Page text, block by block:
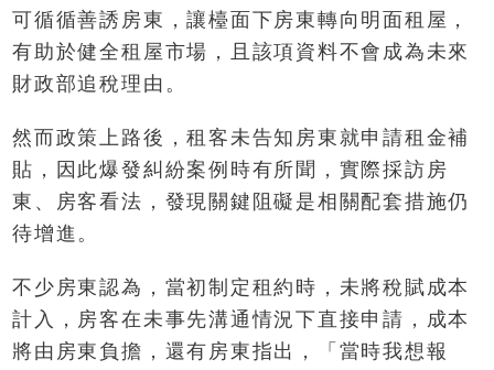
可循循善誘房東，讓檯面下房東轉向明面租屋，
有助於健全租屋市場，且該項資料不會成為未來
財政部追稅理由。
然而政策上路後，租客未告知房東就申請租金補
貼，因此爆發糾紛案例時有所聞，實際採訪房
東、房客看法，發現關鍵阻礙是相關配套措施仍
待增進。
不少房東認為，當初制定租約時，未將稅賦成本
計入，房客在未事先溝通情況下直接申請，成本
將由房東負擔，還有房東指出，「當時我想報